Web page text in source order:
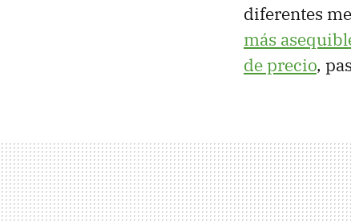
diferentes
más
de precio,